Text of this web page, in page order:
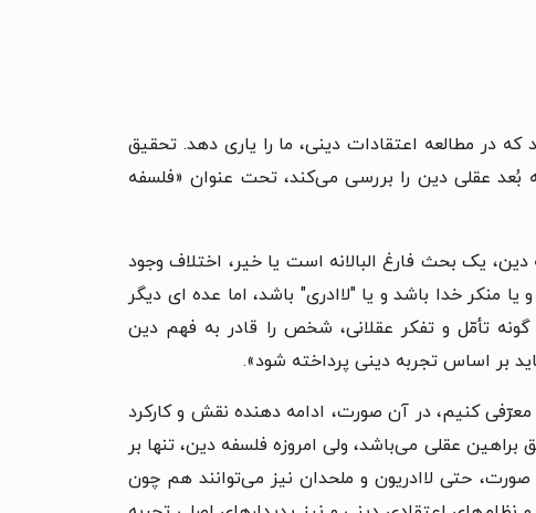
در مطالعه اعتقادات دینی، ما را یاری دهد. تحقیق
بُعد عقلی دین را بررسی می‌کند، تحت عنوان «فلسفه
یک بحث فارغ البالانه است یا خیر، اختلاف وجود
منکر خدا باشد و یا "لاادری" باشد، اما عده ای دیگر
تأمّل و تفکر عقلانی، شخص را قادر به فهم دین
بر اساس تجربه دینی پرداخته شود».
کنیم، در آن صورت، ادامه دهنده نقش و کارکرد
عقلی می‌باشد، ولی امروزه فلسفه دین، تنها بر
حتی لاادریون و ملحدان نیز می‌توانند هم چون